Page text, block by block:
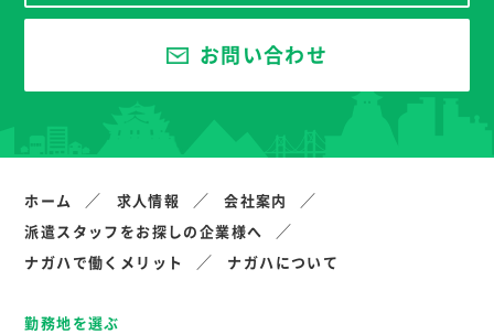
お問い合わせ
ホーム 求人情報
会社案内
派遣スタッフをお探しの企業様へ
ナガハで働くメリット
ナガハについて
勤務地を選ぶ